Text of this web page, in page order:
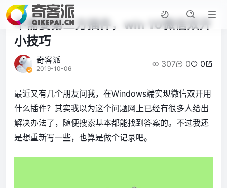
不需要第三方插件，win 10微信双开
小技巧
奇客派
2019-10-06 307 0 0
最近又有几个朋友问我，在Windows端实现微信双开用
什么插件？其实我以为这个问题网上已经有很多人给出
解决办法了，随便搜索基本都能找到答案的。不过我还
是想重新写一些，也算是做个记录吧。